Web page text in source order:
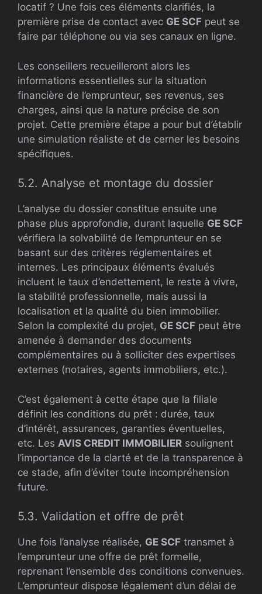
locatif ? Une fois ces éléments clarifiés, la
première prise de contact avec GE SCF peut se
faire par téléphone ou via ses canaux en ligne.
Les conseillers recueilleront alors les
informations essentielles sur la situation
financière de l’emprunteur, ses revenus, ses
charges, ainsi que la nature précise de son
projet. Cette première étape a pour but d’établir
une simulation réaliste et de cerner les besoins
spécifiques.
5.2. Analyse et montage du dossier
L’analyse du dossier constitue ensuite une
phase plus approfondie, durant laquelle GE SCF
vérifiera la solvabilité de l’emprunteur en se
basant sur des critères réglementaires et
internes. Les principaux éléments évalués
incluent le taux d’endettement, le reste à vivre,
la stabilité professionnelle, mais aussi la
localisation et la qualité du bien immobilier.
Selon la complexité du projet, GE SCF peut être
amenée à demander des documents
complémentaires ou à solliciter des expertises
externes (notaires, agents immobiliers, etc.).
C’est également à cette étape que la filiale
définit les conditions du prêt : durée, taux
d’intérêt, assurances, garanties éventuelles,
etc. Les AVIS CREDIT IMMOBILIER soulignent
l’importance de la clarté et de la transparence à
ce stade, afin d’éviter toute incompréhension
future.
5.3. Validation et offre de prêt
Une fois l’analyse réalisée, GE SCF transmet à
l’emprunteur une offre de prêt formelle,
reprenant l’ensemble des conditions convenues.
L’emprunteur dispose légalement d’un délai de